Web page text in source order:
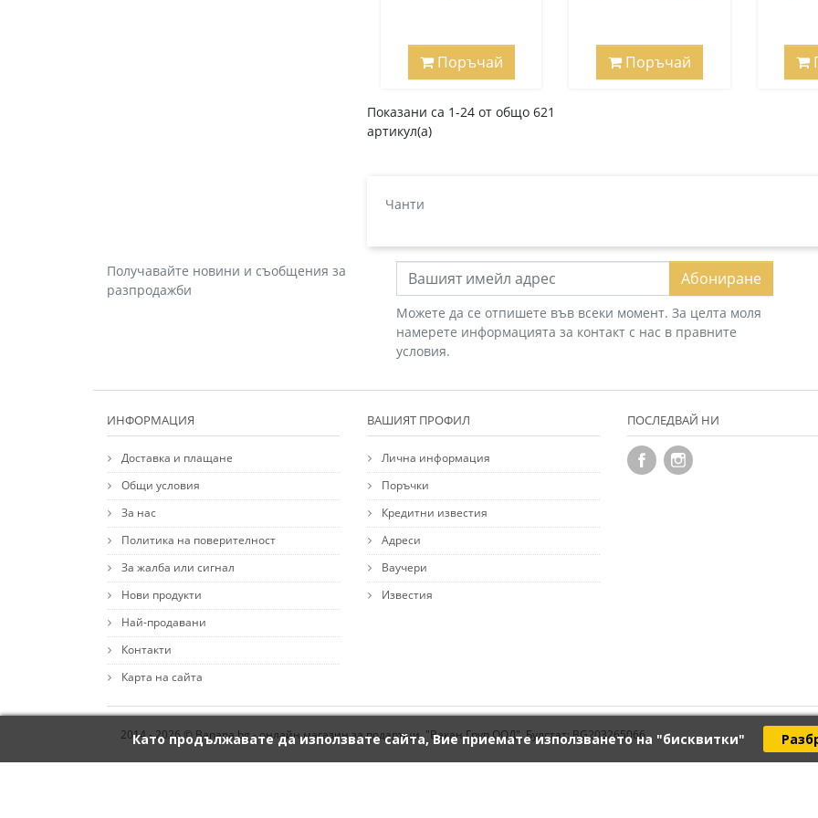
Като продължавате да използвате сайта, Вие приемате използването на "бисквитки"
Поръчай Поръчай
Показани са 1-24 от общо 621
артикул(а)
Чанти
Получавайте новини и съобщения за
разпродажби
Абониране
Можете да се отпишете във всеки момент. За целта моля
намерете информацията за контакт с нас в правните
условия.
ИНФОРМАЦИЯ
Доставка и плащане
Общи условия
За нас
Политика на поверителност
За жалба или сигнал
Нови продукти
Най-продавани
Контакти
Карта на сайта
ВАШИЯТ ПРОФИЛ
Лична информация
Поръчки
Кредитни известия
Адреси
Ваучери
Известия
ПОСЛЕДВАЙ НИ
2014 - 2026 © Banana.bg - онлайн магазин за подаръци. "Векан Груп ООД", Булстат: BG203265066